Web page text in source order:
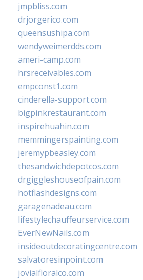
jmpbliss.com
drjorgerico.com
queensushipa.com
wendyweimerdds.com
ameri-camp.com
hrsreceivables.com
empconst1.com
cinderella-support.com
bigpinkrestaurant.com
inspirehuahin.com
memmingerspainting.com
jeremypbeasley.com
thesandwichdepotcos.com
drgiggleshouseofpain.com
hotflashdesigns.com
garagenadeau.com
lifestylechauffeurservice.com
EverNewNails.com
insideoutdecoratingcentre.com
salvatoresinpoint.com
jovialfloralco.com